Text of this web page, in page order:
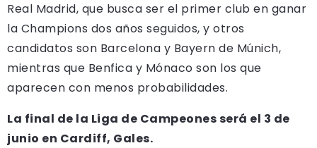
Real Madrid, que busca ser el primer club en ganar
la Champions dos años seguidos, y otros
candidatos son Barcelona y Bayern de Múnich,
mientras que Benfica y Mónaco son los que
aparecen con menos probabilidades.
La final de la Liga de Campeones será el 3 de
junio en Cardiff, Gales.